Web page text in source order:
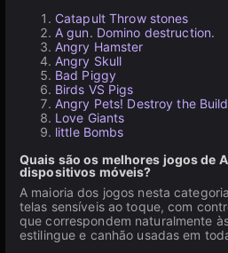
Catapult Throw stones
A gun. Domino destruction.
Angry Hamster
Angry Skull
Bad Piggy
Birds VS Pigs
Angry Pets! Destroy the
Love Giants
little Bombs
Quais são os melhores jogos de
dispositivos móveis?
A maioria dos jogos nesta
telas sensíveis ao toque, com
que correspondem naturalmente
estilingue e canhão usadas em